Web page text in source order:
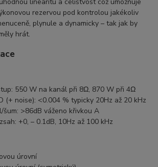
rezervou pod kontrolou jakékoliv
plynule a dynamicky – tak jak by
hrát.
550 W na kanál při 8Ω, 870 W při 4Ω
(+ noise): <0.004 % typicky 20Hz až 20 kHz
šum: >86dB váženo křivkou A
+0, – 0.1dB, 10Hz až 100 kHz
úrovní